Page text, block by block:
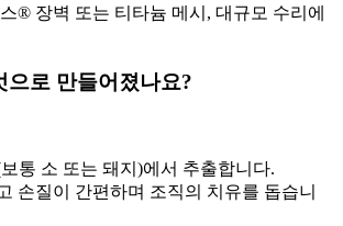
® 장벽 또는 티타늄 메시, 대규모 수리에
으로 만들어졌나요?
통 소 또는 돼지)에서 추출합니다.
손질이 간편하며 조직의 치유를 돕습니